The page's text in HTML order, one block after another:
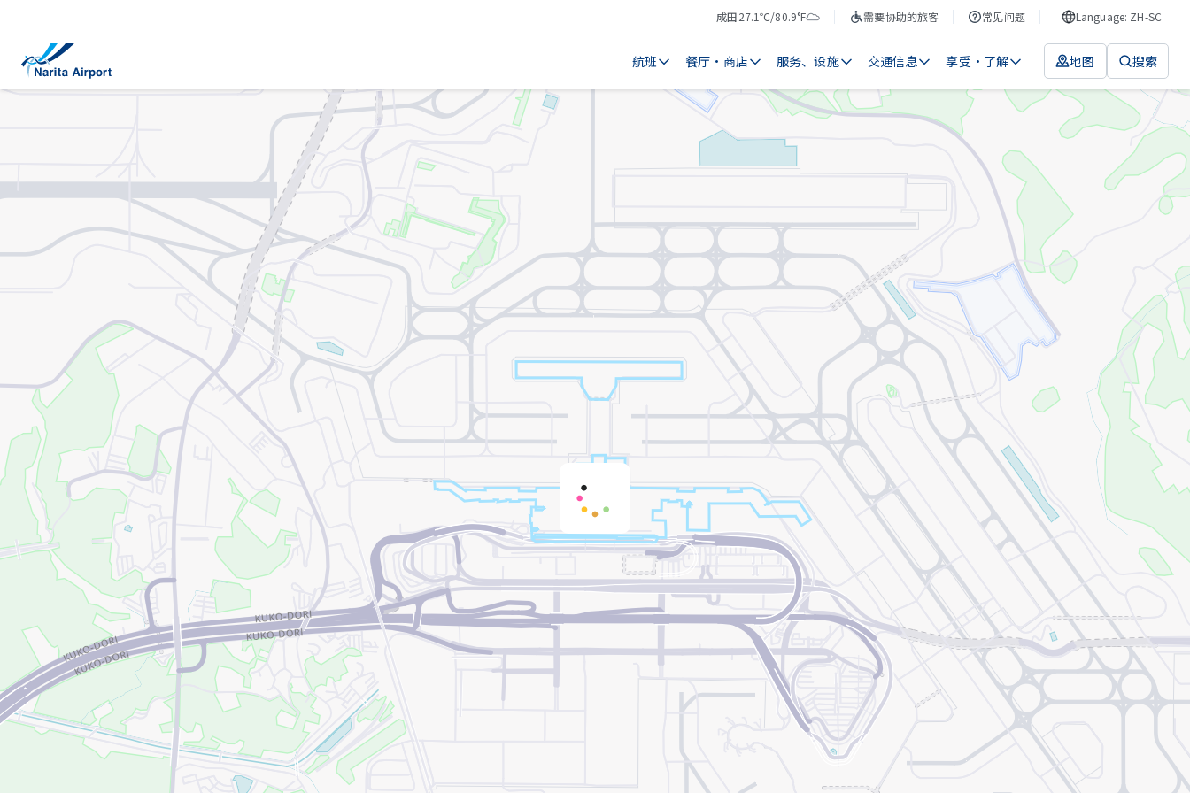
成田
气
27.1℃/80.9°F
天
需要协助的旅客 常见问题 Language: ZH-SC
航班 餐厅・商店 服务、设施 交通信息 享受・了解 地图 搜索